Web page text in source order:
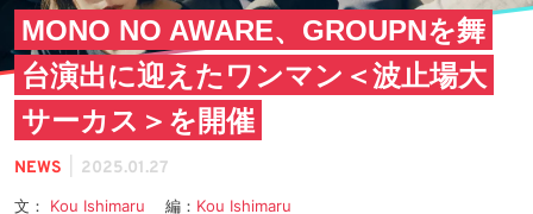
MONO NO AWARE、GROUPNを舞
台演出に迎えたワンマン＜波止場大
サーカス＞を開催
NEWS 2025.01.27
文： Kou Ishimaru 編： Kou Ishimaru